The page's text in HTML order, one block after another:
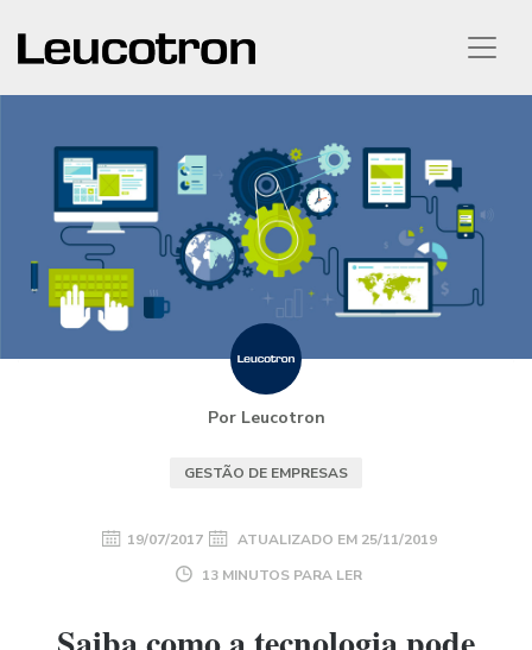
Por Leucotron
GESTÃO DE EMPRESAS
19/07/2017 ATUALIZADO EM 25/11/2019
13 MINUTOS PARA LER